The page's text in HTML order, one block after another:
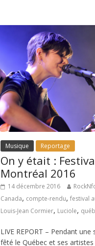
Musique Reportage
On y était :
Montréal 2016
14 décembre 2016
Canada, compte-rendu, festival
Louis-Jean Cormier, Luciole,
LIVE REPORT – Pendant
fêté le Québec et ses artistes